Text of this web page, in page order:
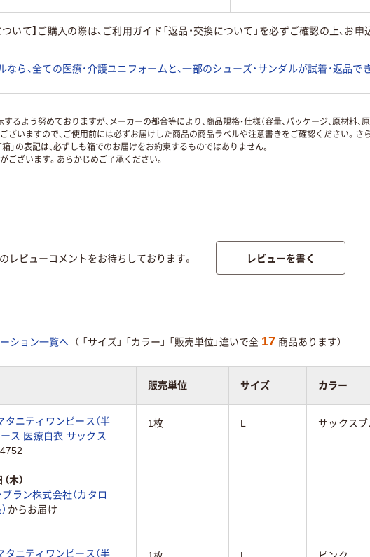
ついて】ご購入の際は、ご利用ガイド「返品・交換について」を必ずご確認の上、お申
なら、全ての医療・介護ユニフォームと、一部のシューズ・サンダルが試着・返品で
るよう努めておりますが、メーカーの都合等により、商品規格・仕様（容量、パッケージ、原材料
いますので、ご使用前には必ずお届けした商品の商品ラベルや注意書きをご確認ください。さ
箱」の表記は、必ずしも箱でのお届けをお約束するものではありません。
ざいます。あらかじめご了承ください。
レビューコメントをお待ちしております。 レビューを書く
ション一覧へ （ 「サイズ」 「カラー」 「販売単位」違いで全 17 商品あります）
販売単位 サイズ カラー
ニティワンピース（半
ス 医療白衣 サックスブ
（直送品）
木）
ラン株式会社（カタロ
からお届け
1枚 L サックスブ
ニティワンピース（半